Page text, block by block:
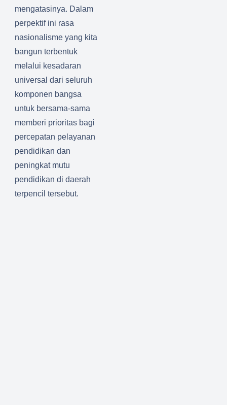
mengatasinya. Dalam
perpektif ini rasa
nasionalisme yang kita
bangun terbentuk
melalui kesadaran
universal dari seluruh
komponen bangsa
untuk bersama-sama
memberi prioritas bagi
percepatan pelayanan
pendidikan dan
peningkat mutu
pendidikan di daerah
terpencil tersebut.